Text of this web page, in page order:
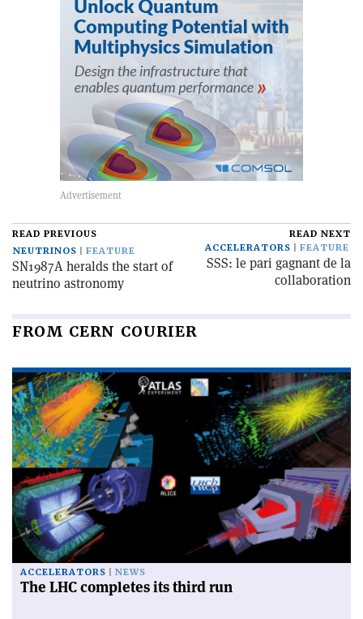
READ PREVIOUS
NEUTRINOS
FEATURE
SN1987A heralds the start of
neutrino astronomy
READ NEXT
ACCELERATORS
FEATURE
SSS: le pari gagnant de la
collaboration
FROM CERN COURIER
ACCELERATORS NEWS
The LHC completes its third run